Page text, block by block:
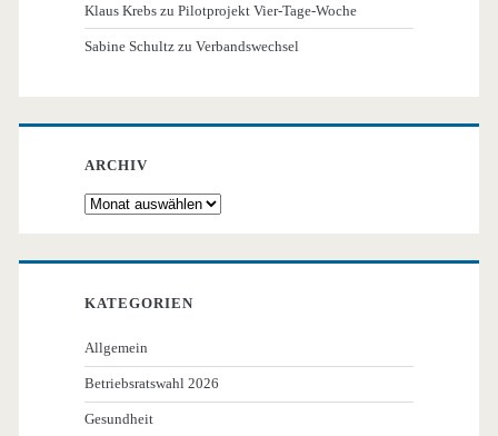
Klaus Krebs zuPilotprojekt Vier-Tage-Woche
Sabine Schultz zuVerbandswechsel
ARCHIV
Archiv
KATEGORIEN
Allgemein
Betriebsratswahl 2026
Gesundheit